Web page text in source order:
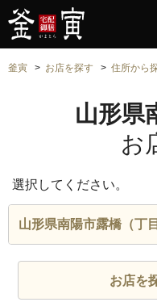
釜寅 お店を探す 住所から
山形県
お
選択してください。
山形県南陽市露橋（丁
お店を